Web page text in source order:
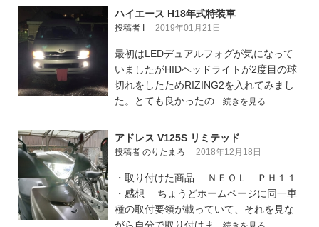
ハイエース H18年式特装車
投稿者 I 2019年01月21日
最初はLEDデュアルフォグが気になって
いましたがHIDヘッドライトが2度目の球
切れをしたためRIZING2を入れてみまし
た。とても良かったの.. 続きを見る
アドレス V125S リミテッド
投稿者 のりたまろ 2018年12月18日
・取り付けた商品 ＮＥＯＬ ＰＨ１１
・感想 ちょうどホームページに同一車
種の取付要領が載っていて、それを見な